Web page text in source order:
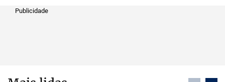
Publicidade